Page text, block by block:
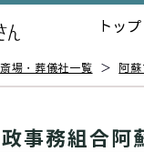
トップ
場・葬儀社一覧 ＞ 阿
事務組合阿